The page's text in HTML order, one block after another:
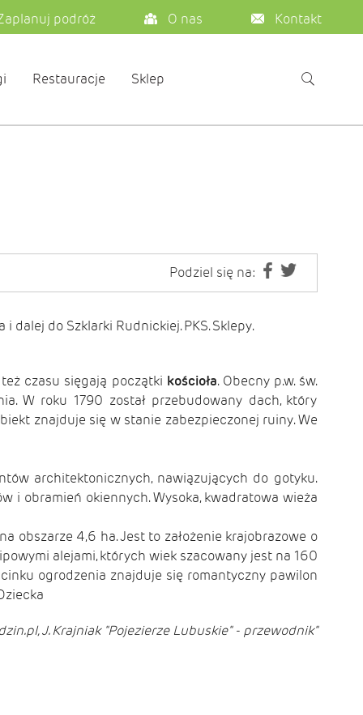
podróż O nas Kontakt
Restauracje Sklep
Podziel się na:
dalej do Szklarki Rudnickiej. PKS. Sklepy.
czasu sięgają początki kościoła. Obecny p.w. św.
W roku 1790 został przebudowany dach, który
znajduje się w stanie zabezpieczonej ruiny. We
architektonicznych, nawiązujących do gotyku.
i obramień okiennych. Wysoka, kwadratowa wieża
obszarze 4,6 ha. Jest to założenie krajobrazowe o
alejami, których wiek szacowany jest na 160
ogrodzenia znajduje się romantyczny pawilon
J. Krajniak "Pojezierze Lubuskie" - przewodnik"